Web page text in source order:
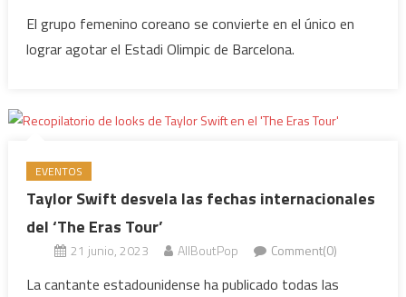
El grupo femenino coreano se convierte en el único en
lograr agotar el Estadi Olimpic de Barcelona.
EVENTOS
Taylor Swift desvela las fechas internacionales
del ‘The Eras Tour’
21 junio, 2023 AllBoutPop Comment(0)
La cantante estadounidense ha publicado todas las